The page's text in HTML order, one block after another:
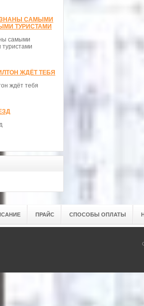
САМЫМИ
ТУРИСТАМИ
самыми
туристами
ЖДЁТ ТЕБЯ
ждёт тебя
ПРАЙС СПОСОБЫ ОПЛАТЫ